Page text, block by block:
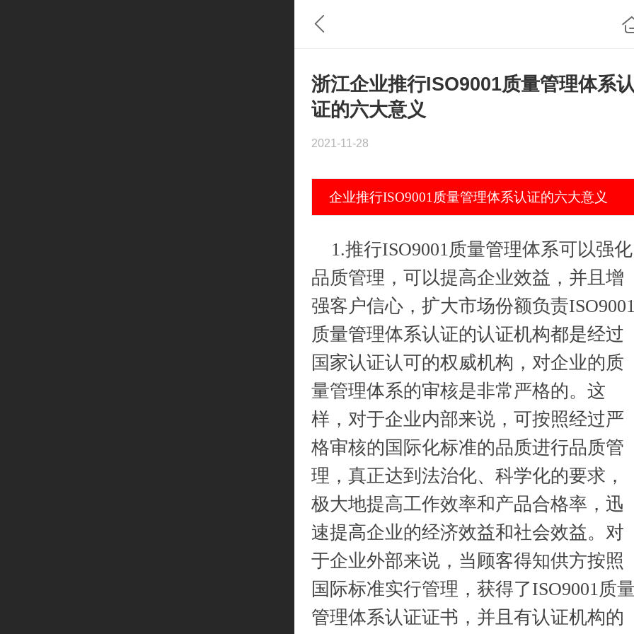
浙江企业推行ISO9001质量管理体系
证的六大意义
2021-11-28
企业推行ISO9001质量管理体系认证的六大意义
1.推行ISO9001质量管理体系可以强化
品质管理，可以提高企业效益，并且增
强客户信心，扩大市场份额负责
质量管理体系认证的认证机构都是经过
国家认证认可的权威机构，对企业的质
量管理体系的审核是非常严格的。这
样，对于企业内部来说，可按照经过严
格审核的国际化标准的品质进行品质管
理，真正达到法治化、科学化的要求，
极大地提高工作效率和产品合格率，迅
速提高企业的经济效益和社会效益。对
于企业外部来说，当顾客得知供方按照
国际标准实行管理，获得了ISO9001质
管理体系认证证书，并且有认证机构的